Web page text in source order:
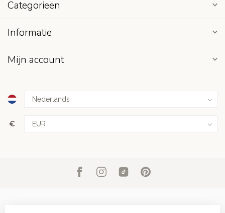
Categorieën
Informatie
Mijn account
€